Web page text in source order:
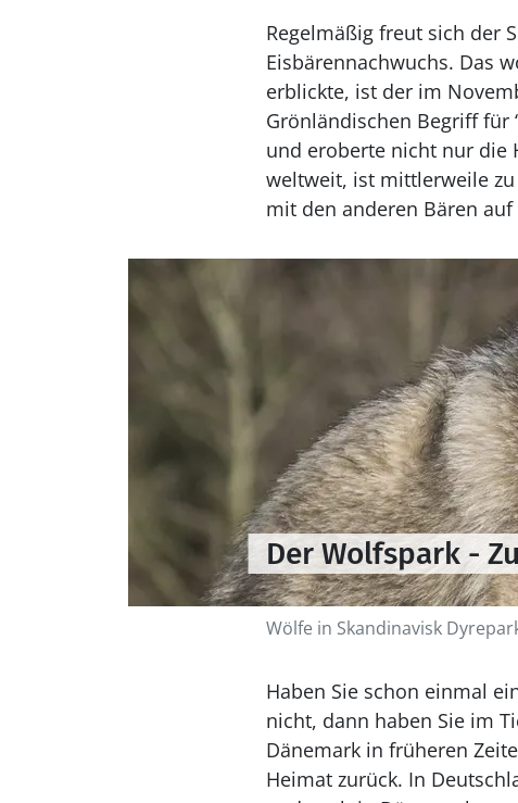
Regelmäßig freut sich der
Eisbärennachwuchs. Das
erblickte, ist der im
Grönländischen Begriff für
und eroberte nicht nur die
weltweit, ist mittlerweile
mit den anderen Bären
Wölfe in Skandinavisk
Der Wolfspark -
Haben Sie schon einmal
nicht, dann haben Sie im
Dänemark in früheren
Heimat zurück. In